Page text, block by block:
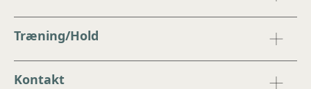
Træning/Hold
Kontakt